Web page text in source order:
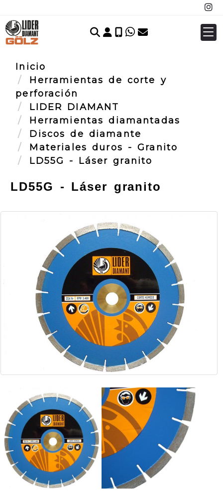
Identifícate
Inicio
Herramientas de corte y
perforación
LIDER DIAMANT
Herramientas diamantadas
Discos de diamante
Materiales duros - Granito
LD55G - Láser granito
LD55G - Láser granito